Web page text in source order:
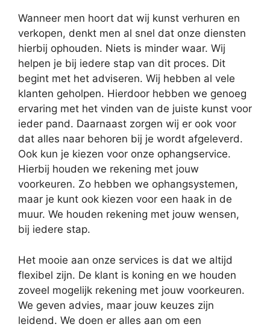
Wanneer men hoort dat wij kunst verhuren en
verkopen, denkt men al snel dat onze diensten
hierbij ophouden. Niets is minder waar. Wij
helpen je bij iedere stap van dit proces. Dit
begint met het adviseren. Wij hebben al vele
klanten geholpen. Hierdoor hebben we genoeg
ervaring met het vinden van de juiste kunst voor
ieder pand. Daarnaast zorgen wij er ook voor
dat alles naar behoren bij je wordt afgeleverd.
Ook kun je kiezen voor onze ophangservice.
Hierbij houden we rekening met jouw
voorkeuren. Zo hebben we ophangsystemen,
maar je kunt ook kiezen voor een haak in de
muur. We houden rekening met jouw wensen,
bij iedere stap.
Het mooie aan onze services is dat we altijd
flexibel zijn. De klant is koning en we houden
zoveel mogelijk rekening met jouw voorkeuren.
We geven advies, maar jouw keuzes zijn
leidend. We doen er alles aan om een